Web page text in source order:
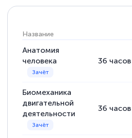
Название
Анатомия
человека
36 часов
Биомеханика
двигательной
деятельности
36 часов